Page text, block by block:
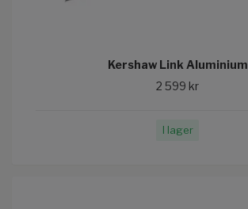
Kershaw Link Aluminium
2 599 kr
I lager